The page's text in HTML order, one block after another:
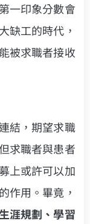
一印象分數會
缺工的時代，
被求職者接收
結，期望求職
求職者與患者
上或許可以加
作用。畢竟，
涯規劃、學習